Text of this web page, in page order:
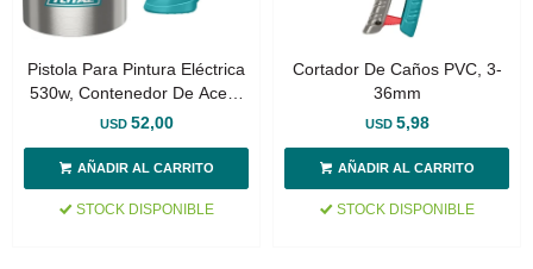
Pistola Para Pintura Eléctrica
530w, Contenedor De Acero
Inoxidable
USD 52,00
STOCK DISPONIBLE
Cortador De Caños PVC, 3-
36mm
USD 5,98
STOCK DISPONIBLE